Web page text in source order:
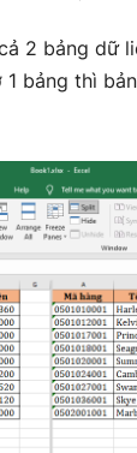
2 bảng dữ
bảng thì